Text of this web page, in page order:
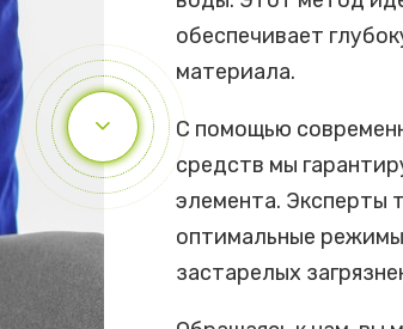
обеспечивает
материала.
С помощью
средств мы
элемента. Эксперты
оптимальные
застарелых